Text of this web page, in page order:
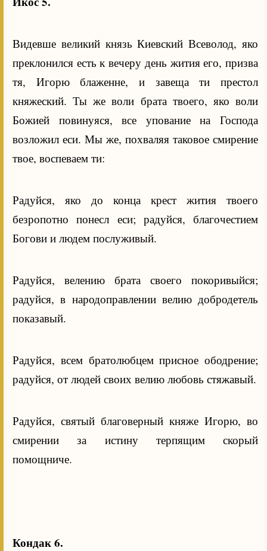
Видевше великий князь Киевский Всеволод, яко
преклонился есть к вечеру день жития его, призва
тя, Игорю блаженне, и завеща ти престол
княжеский. Ты же воли брата твоего, яко воли
Божией повинуяся, все упование на Господа
возложил еси. Мы же, похваляя таковое смирение
твое, воспеваем ти:
Радуйся, яко до конца крест жития твоего
безропотно понесл еси; радуйся, благочестием
Богови и людем послуживый.
Радуйся, велению брата своего покоривыйся;
радуйся, в народоправлении велию добродетель
показавый.
Радуйся, всем братолюбцем присное ободрение;
радуйся, от людей своих велию любовь стяжавый.
Радуйся, святый благоверный княже Игорю, во
смирении за истину терпящим скорый
помощниче.
Кондак 6.